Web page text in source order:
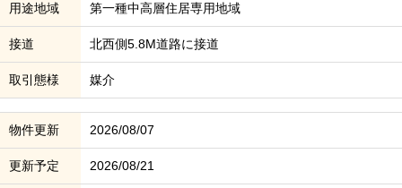
用途地域 第一種中高層住居専用地域
接道 北西側5.8M道路に接道
取引態様 媒介
物件更新 2026/08/07
更新予定 2026/08/21